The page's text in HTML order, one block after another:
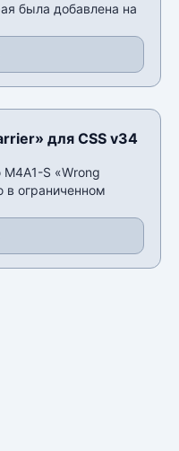
была добавлена на
для CSS v34
S «Wrong
ограниченном